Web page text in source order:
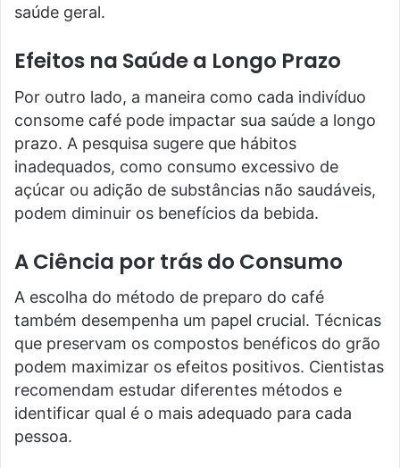
saúde geral.
Efeitos na Saúde a Longo Prazo
Por outro lado, a maneira como cada indivíduo
consome café pode impactar sua saúde a longo
prazo. A pesquisa sugere que hábitos
inadequados, como consumo excessivo de
açúcar ou adição de substâncias não saudáveis,
podem diminuir os benefícios da bebida.
A Ciência por trás do Consumo
A escolha do método de preparo do café
também desempenha um papel crucial. Técnicas
que preservam os compostos benéficos do grão
podem maximizar os efeitos positivos. Cientistas
recomendam estudar diferentes métodos e
identificar qual é o mais adequado para cada
pessoa.